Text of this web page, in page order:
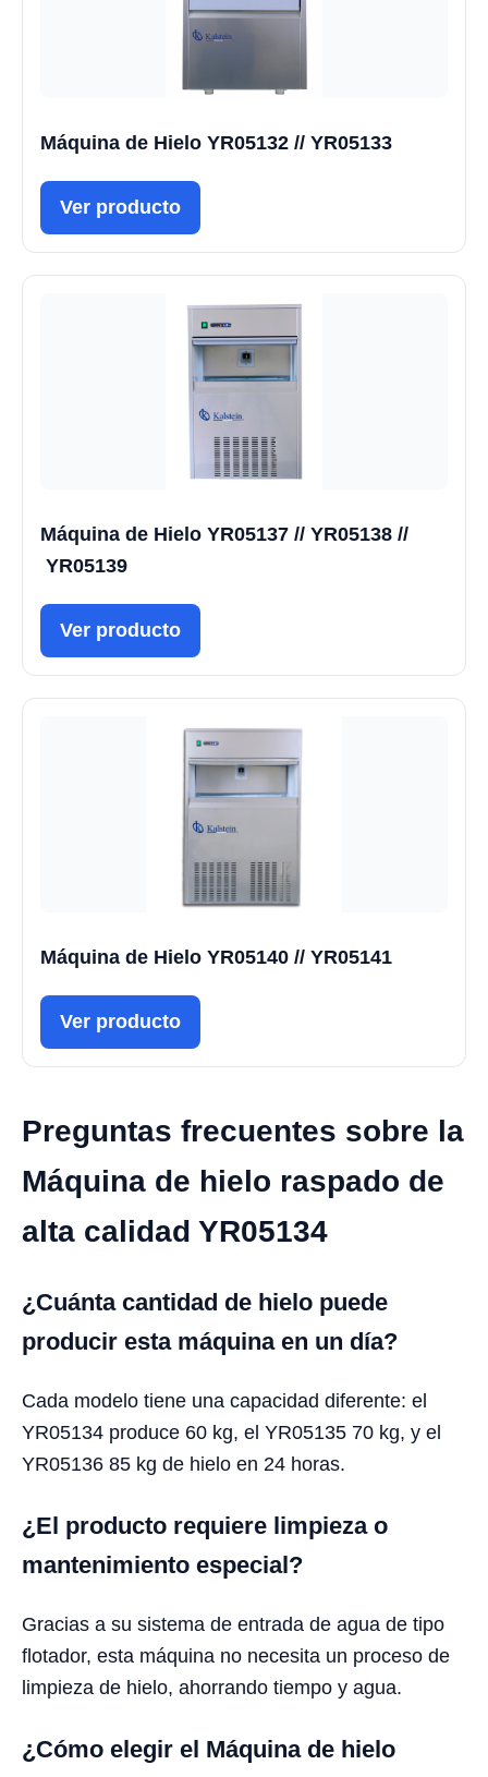
Máquina de Hielo YR05132 // YR05133
Ver producto
Máquina de Hielo YR05137 // YR05138 //
YR05139
Ver producto
Máquina de Hielo YR05140 // YR05141
Ver producto
Preguntas frecuentes sobre la
Máquina de hielo raspado de
alta calidad YR05134
¿Cuánta cantidad de hielo puede
producir esta máquina en un día?
Cada modelo tiene una capacidad diferente: el
YR05134 produce 60 kg, el YR05135 70 kg, y el
YR05136 85 kg de hielo en 24 horas.
¿El producto requiere limpieza o
mantenimiento especial?
Gracias a su sistema de entrada de agua de tipo
flotador, esta máquina no necesita un proceso de
limpieza de hielo, ahorrando tiempo y agua.
¿Cómo elegir el Máquina de hielo